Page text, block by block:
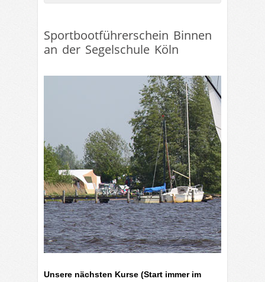
Sportbootführerschein Binnen
an der Segelschule Köln
Unsere nächsten Kurse (Start immer im